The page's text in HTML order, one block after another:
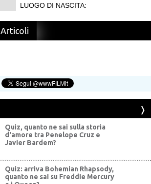
LUOGO DI NASCITA:
Articoli
Quiz, quanto ne sai sulla storia
d'amore tra Penelope Cruz e
Javier Bardem?
Quiz: arriva Bohemian Rhapsody,
quanto ne sai su Freddie Mercury